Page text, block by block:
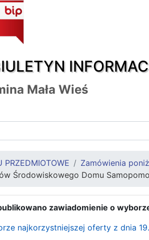
Mała Wieś
PRZEDMIOTOWE
Zamówienia
Środowiskowego Domu
zawiadomienie o
najkorzystniejszej oferty z dnia